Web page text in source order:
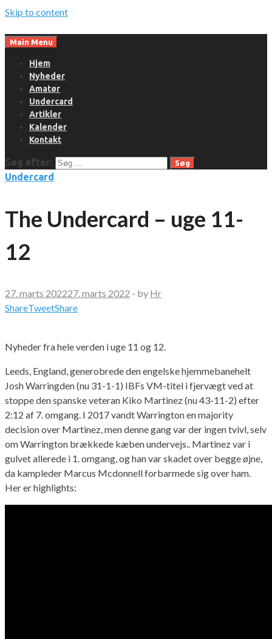
Skip to content
Main Menu
Hjem
Nyheder
Amatør
Undercard
Artikler
Kalender
Kontakt
Søg efter:
Undercard
The Undercard – uge 11-
12
27. marts 202227. marts 2022 - by Hr
ShareTweetShare
Nyheder fra hele verden i uge 11 og 12.
Leeds, England, generobrede den engelske hjemmebanehelt
Josh Warringden (nu 31-1-1) IBFs VM-titel i fjervægt ved at
stoppe den spanske veteran Kiko Martinez (nu 43-11-2) efter
2:12 af 7. omgang. I 2017 vandt Warrington en majority
decision over Martinez, men denne gang var der ingen tvivl, selv
om Warrington brækkede kæben undervejs.. Martinez var i
gulvet allerede i 1. omgang, og han var skadet over begge øjne,
da kampleder Marcus Mcdonnell forbarmede sig over ham.
Her er highlights: